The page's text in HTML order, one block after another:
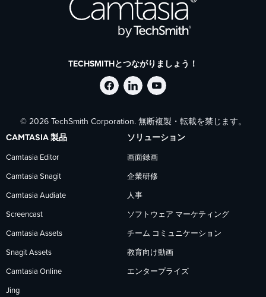
TECHSMITHとつながりましょう！
Facebook
で
TechSmith
ォ
ロ
LinkedIn
で
TechSmith
を
フ
ォ
ロ
YouTube
で
TechSmith
フ
ォ
ロ
© 2026 TechSmith Corporation. 無断複製・転載を禁じます。
CAMTASIA 製品
Camtasia Editor
Camtasia Snagit
Camtasia Audiate
Screencast
Camtasia Assets
Snagit Assets
Camtasia Online
Jing
ソリューション
画面録画
企業研修
人事
ソフトウェア マーケティング
チーム コミュニケーション
教育向け動画
エンタープライズ